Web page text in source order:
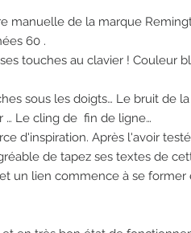
manuelle de la marque
60 .
touches au clavier ! Couleur
sous les doigts… Le bruit de
… Le cling de fin de ligne…
d'inspiration. Après l'avoir
de tapez ses textes de
un lien commence à se former